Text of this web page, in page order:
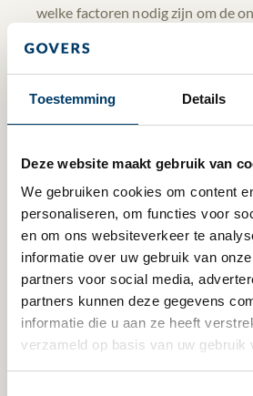
Toestemming Details
Deze website maakt gebruik van
We gebruiken cookies om content
personaliseren, om functies voor
en om ons websiteverkeer te
informatie over uw gebruik van
partners voor social media,
partners kunnen deze gegevens
informatie die u aan ze heeft
verzameld op basis van uw gebruik
welke factoren nodig zijn om de
laten groeien. Tegelijkertijd moet
eventuele gebreken en
zowel op financieel als fiscaal vlak.
u bij uw overnameplannen. We
verwachtingen als uitgangspunt
uw overnamekandidaat in korte
lichten. Daarbij richten we ons
werkelijkheid achter de cijfers.
kwaliteit van omzet en
schuldenlast.
Tijdens ons onderzoek leggen we
en fiscale kwetsbaarheden bloot.